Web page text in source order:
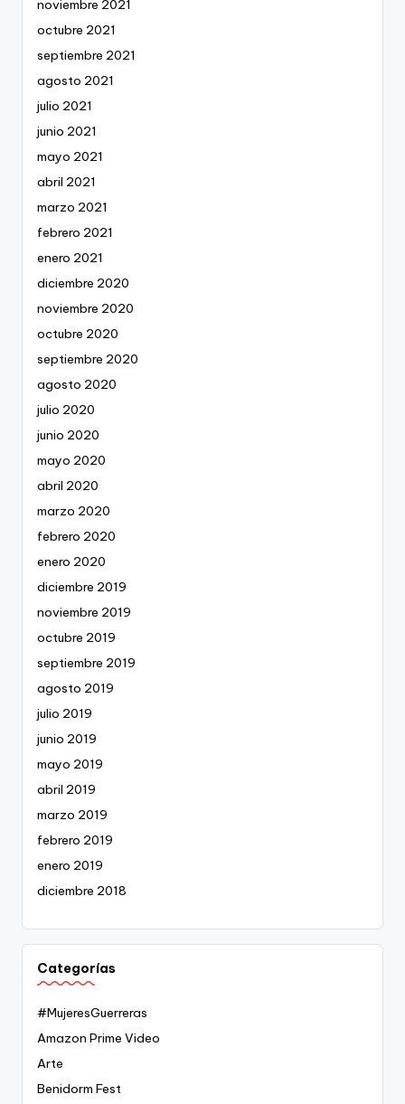
noviembre 2021
octubre 2021
septiembre 2021
agosto 2021
julio 2021
junio 2021
mayo 2021
abril 2021
marzo 2021
febrero 2021
enero 2021
diciembre 2020
noviembre 2020
octubre 2020
septiembre 2020
agosto 2020
julio 2020
junio 2020
mayo 2020
abril 2020
marzo 2020
febrero 2020
enero 2020
diciembre 2019
noviembre 2019
octubre 2019
septiembre 2019
agosto 2019
julio 2019
junio 2019
mayo 2019
abril 2019
marzo 2019
febrero 2019
enero 2019
diciembre 2018
Categorías
#MujeresGuerreras
Amazon Prime Video
Arte
Benidorm Fest